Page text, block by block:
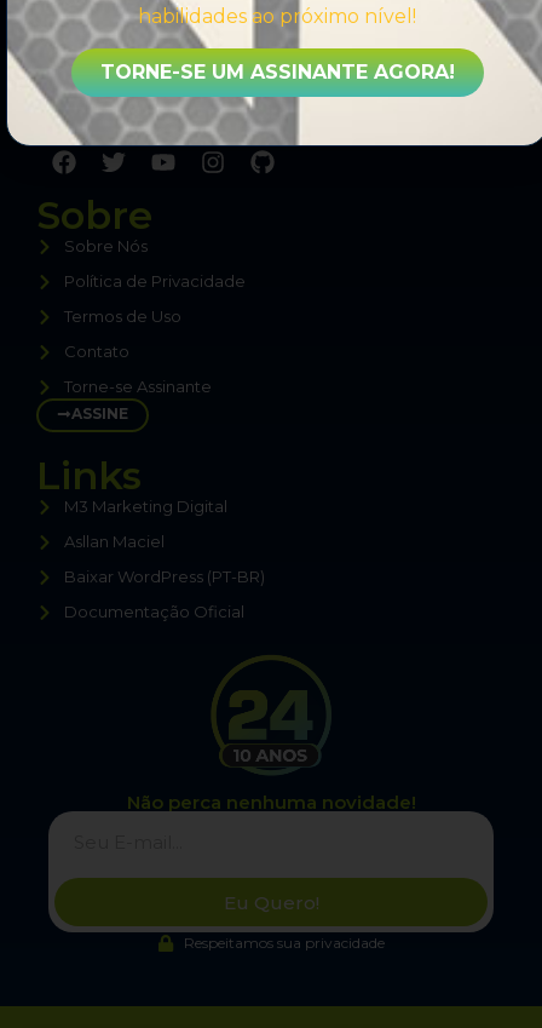
Comprometido a compartilhar sempre o melhor
conteúdo sobre WordPress, sem enrolação,
direto ao ponto, para te tornar um Especialista.
Sobre
Sobre Nós
Política de Privacidade
Termos de Uso
Contato
Torne-se Assinante
ASSINE
Links
M3 Marketing Digital
Asllan Maciel
Baixar WordPress (PT-BR)
Documentação Oficial
Não perca nenhuma novidade!
Eu Quero!
Respeitamos sua privacidade
habilidades ao próximo nível!
TORNE-SE UM ASSINANTE AGORA!